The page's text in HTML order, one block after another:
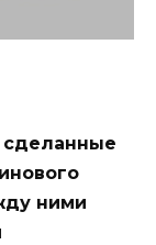
сделанные
ними